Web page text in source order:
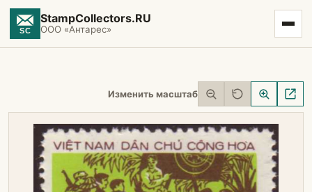
StampCollectors.RU
ООО «Антарес»
Изменить масштаб